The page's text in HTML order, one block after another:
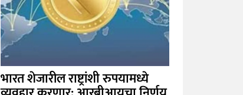
भारत शेजारील राष्ट्रांशी रुपयामध्ये